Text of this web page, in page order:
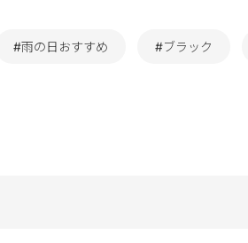
#雨の日おすすめ #ブラック